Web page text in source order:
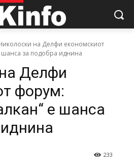
на Делфи економскиот
за подобра иднина
Делфи
форум:
е шанса
233